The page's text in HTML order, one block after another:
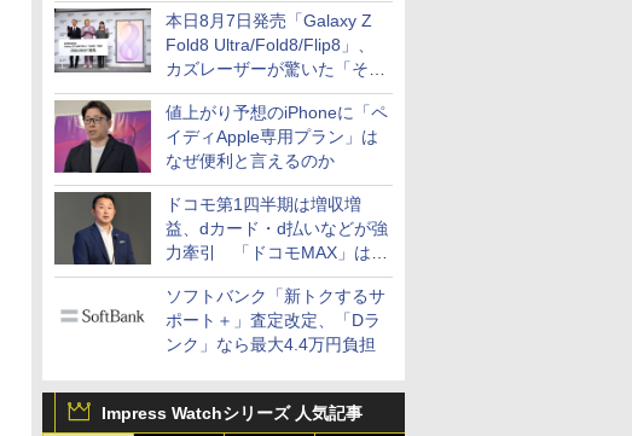
本日8月7日発売「Galaxy Z
Fold8 Ultra/Fold8/Flip8」、
カズレーザーが驚いた「そば
屋のメニュー並みの薄さ」
値上がり予想のiPhoneに「ペ
イディApple専用プラン」は
なぜ便利と言えるのか
ドコモ第1四半期は増収増
益、dカード・d払いなどが強
力牽引 「ドコモMAX」は
400万契約突破
ソフトバンク「新トクするサ
ポート＋」査定改定、「Dラ
ンク」なら最大4.4万円負担
Impress Watchシリーズ 人気記事